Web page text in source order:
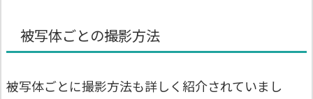
被写体ごとの撮影方法
被写体ごとに撮影方法も詳しく紹介されていまし